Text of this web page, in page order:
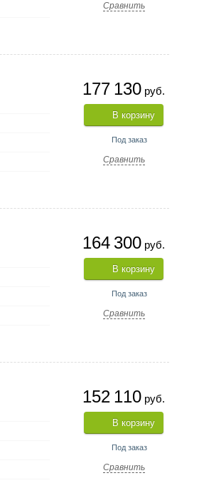
Сравнить
177 130 руб.
В корзину
Под заказ
Сравнить
164 300 руб.
В корзину
Под заказ
Сравнить
152 110 руб.
В корзину
Под заказ
Сравнить